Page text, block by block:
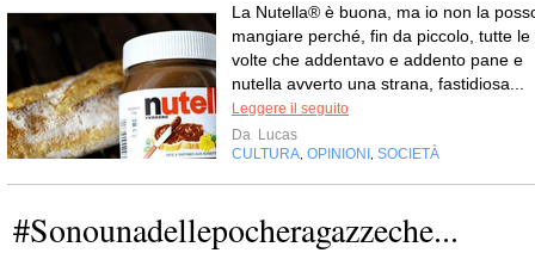
La Nutella® è buona, ma io non la
mangiare perché, fin da piccolo, tutte le
volte che addentavo e addento pane e
nutella avverto una strana, fastidiosa...
Leggere il seguito
Da Lucas
CULTURA OPINIONI SOCIETÀ
#Sonounadellepocheragazzeche...